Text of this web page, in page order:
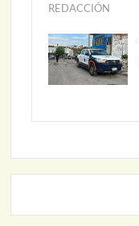
,
2
0
6
REDACCIÓN
n
i
o